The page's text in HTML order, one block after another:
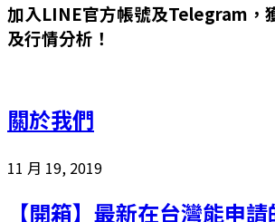
加入LINE官方帳號及Telegram，
及行情分析！
關於我們
11 月 19, 2019
【開箱】最新在台灣能申